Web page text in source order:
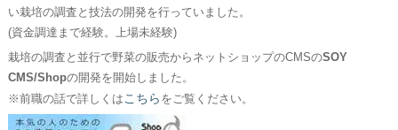
い栽培の調査と技法の開発を行っていました。
(資金調達まで経験。上場未経験)
栽培の調査と並行で野菜の販売からネットショップのCMSのSOY
CMS/Shopの開発を開始しました。
※前職の話で詳しくはこちら をご覧ください。